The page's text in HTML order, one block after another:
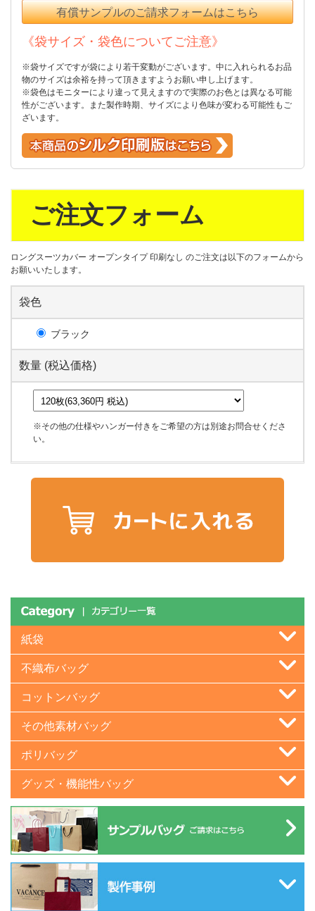
有償サンプルのご請求フォームはこちら
《袋サイズ・袋色についてご注意》
※袋サイズですが袋により若干変動がございます。中に入れられるお品
物のサイズは余裕を持って頂きますようお願い申し上げます。
※袋色はモニターにより違って見えますので実際のお色とは異なる可能
性がございます。また製作時期、サイズにより色味が変わる可能性もご
ざいます。
ご注文フォーム
ロングスーツカバー オープンタイプ 印刷なし のご注文は以下のフォームから
お願いいたします。
袋色
ブラック
数量 (税込価格)
※その他の仕様やハンガー付きをご希望の方は別途お問合せくださ
い。
紙袋
不織布バッグ
コットンバッグ
その他素材バッグ
ポリバッグ
グッズ・機能性バッグ